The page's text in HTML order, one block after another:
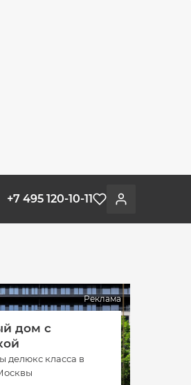
Войти
Избранное
+7 495 120-10-11
Реклама
дом с
делюкс класса в